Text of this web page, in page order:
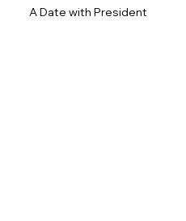
A Date with President